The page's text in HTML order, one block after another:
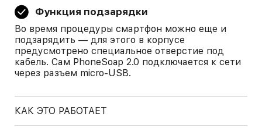
Функция подзарядки
Во время процедуры смартфон можно еще и
подзарядить — для этого в корпусе
предусмотрено специальное отверстие под
кабель. Сам PhoneSoap 2.0 подключается к сети
через разъем micro-USB.
КАК ЭТО РАБОТАЕТ